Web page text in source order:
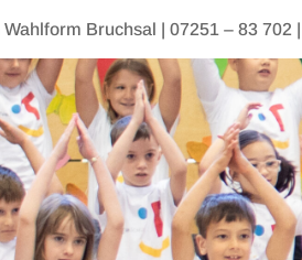
Bruchsal | 07251 – 83 702 |